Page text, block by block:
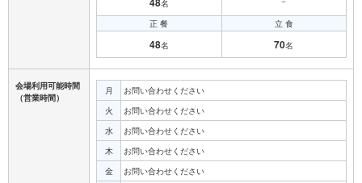
名
正 餐
48名
立 食
70名
会場利用可能時間
（営業時間）
月
お問い合わせください
火
お問い合わせください
水
お問い合わせください
木
お問い合わせください
金
お問い合わせください